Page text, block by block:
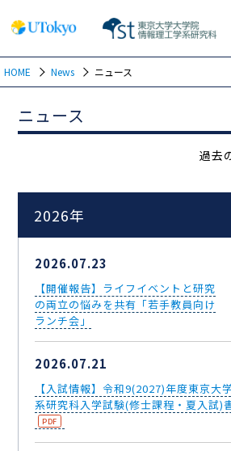
HOME News ニュース
ニュース
過去
2026年
2026.07.23
【開催報告】ライフイベントと研究
の両立の悩みを共有「若手教員向け
ランチ会」
2026.07.21
【入試情報】令和9(2027)年度東京大
系研究科入学試験(修士課程・夏入試)